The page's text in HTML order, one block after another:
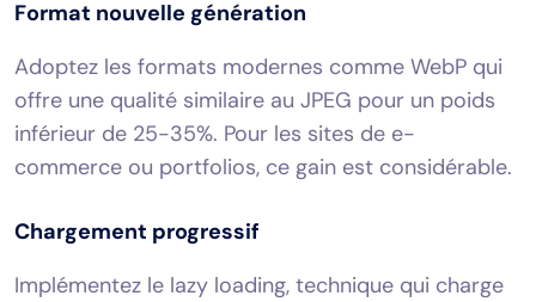
Format nouvelle génération
Adoptez les formats modernes comme WebP qui
offre une qualité similaire au JPEG pour un poids
inférieur de 25-35%. Pour les sites de e-
commerce ou portfolios, ce gain est considérable.
Chargement progressif
Implémentez le lazy loading, technique qui charge